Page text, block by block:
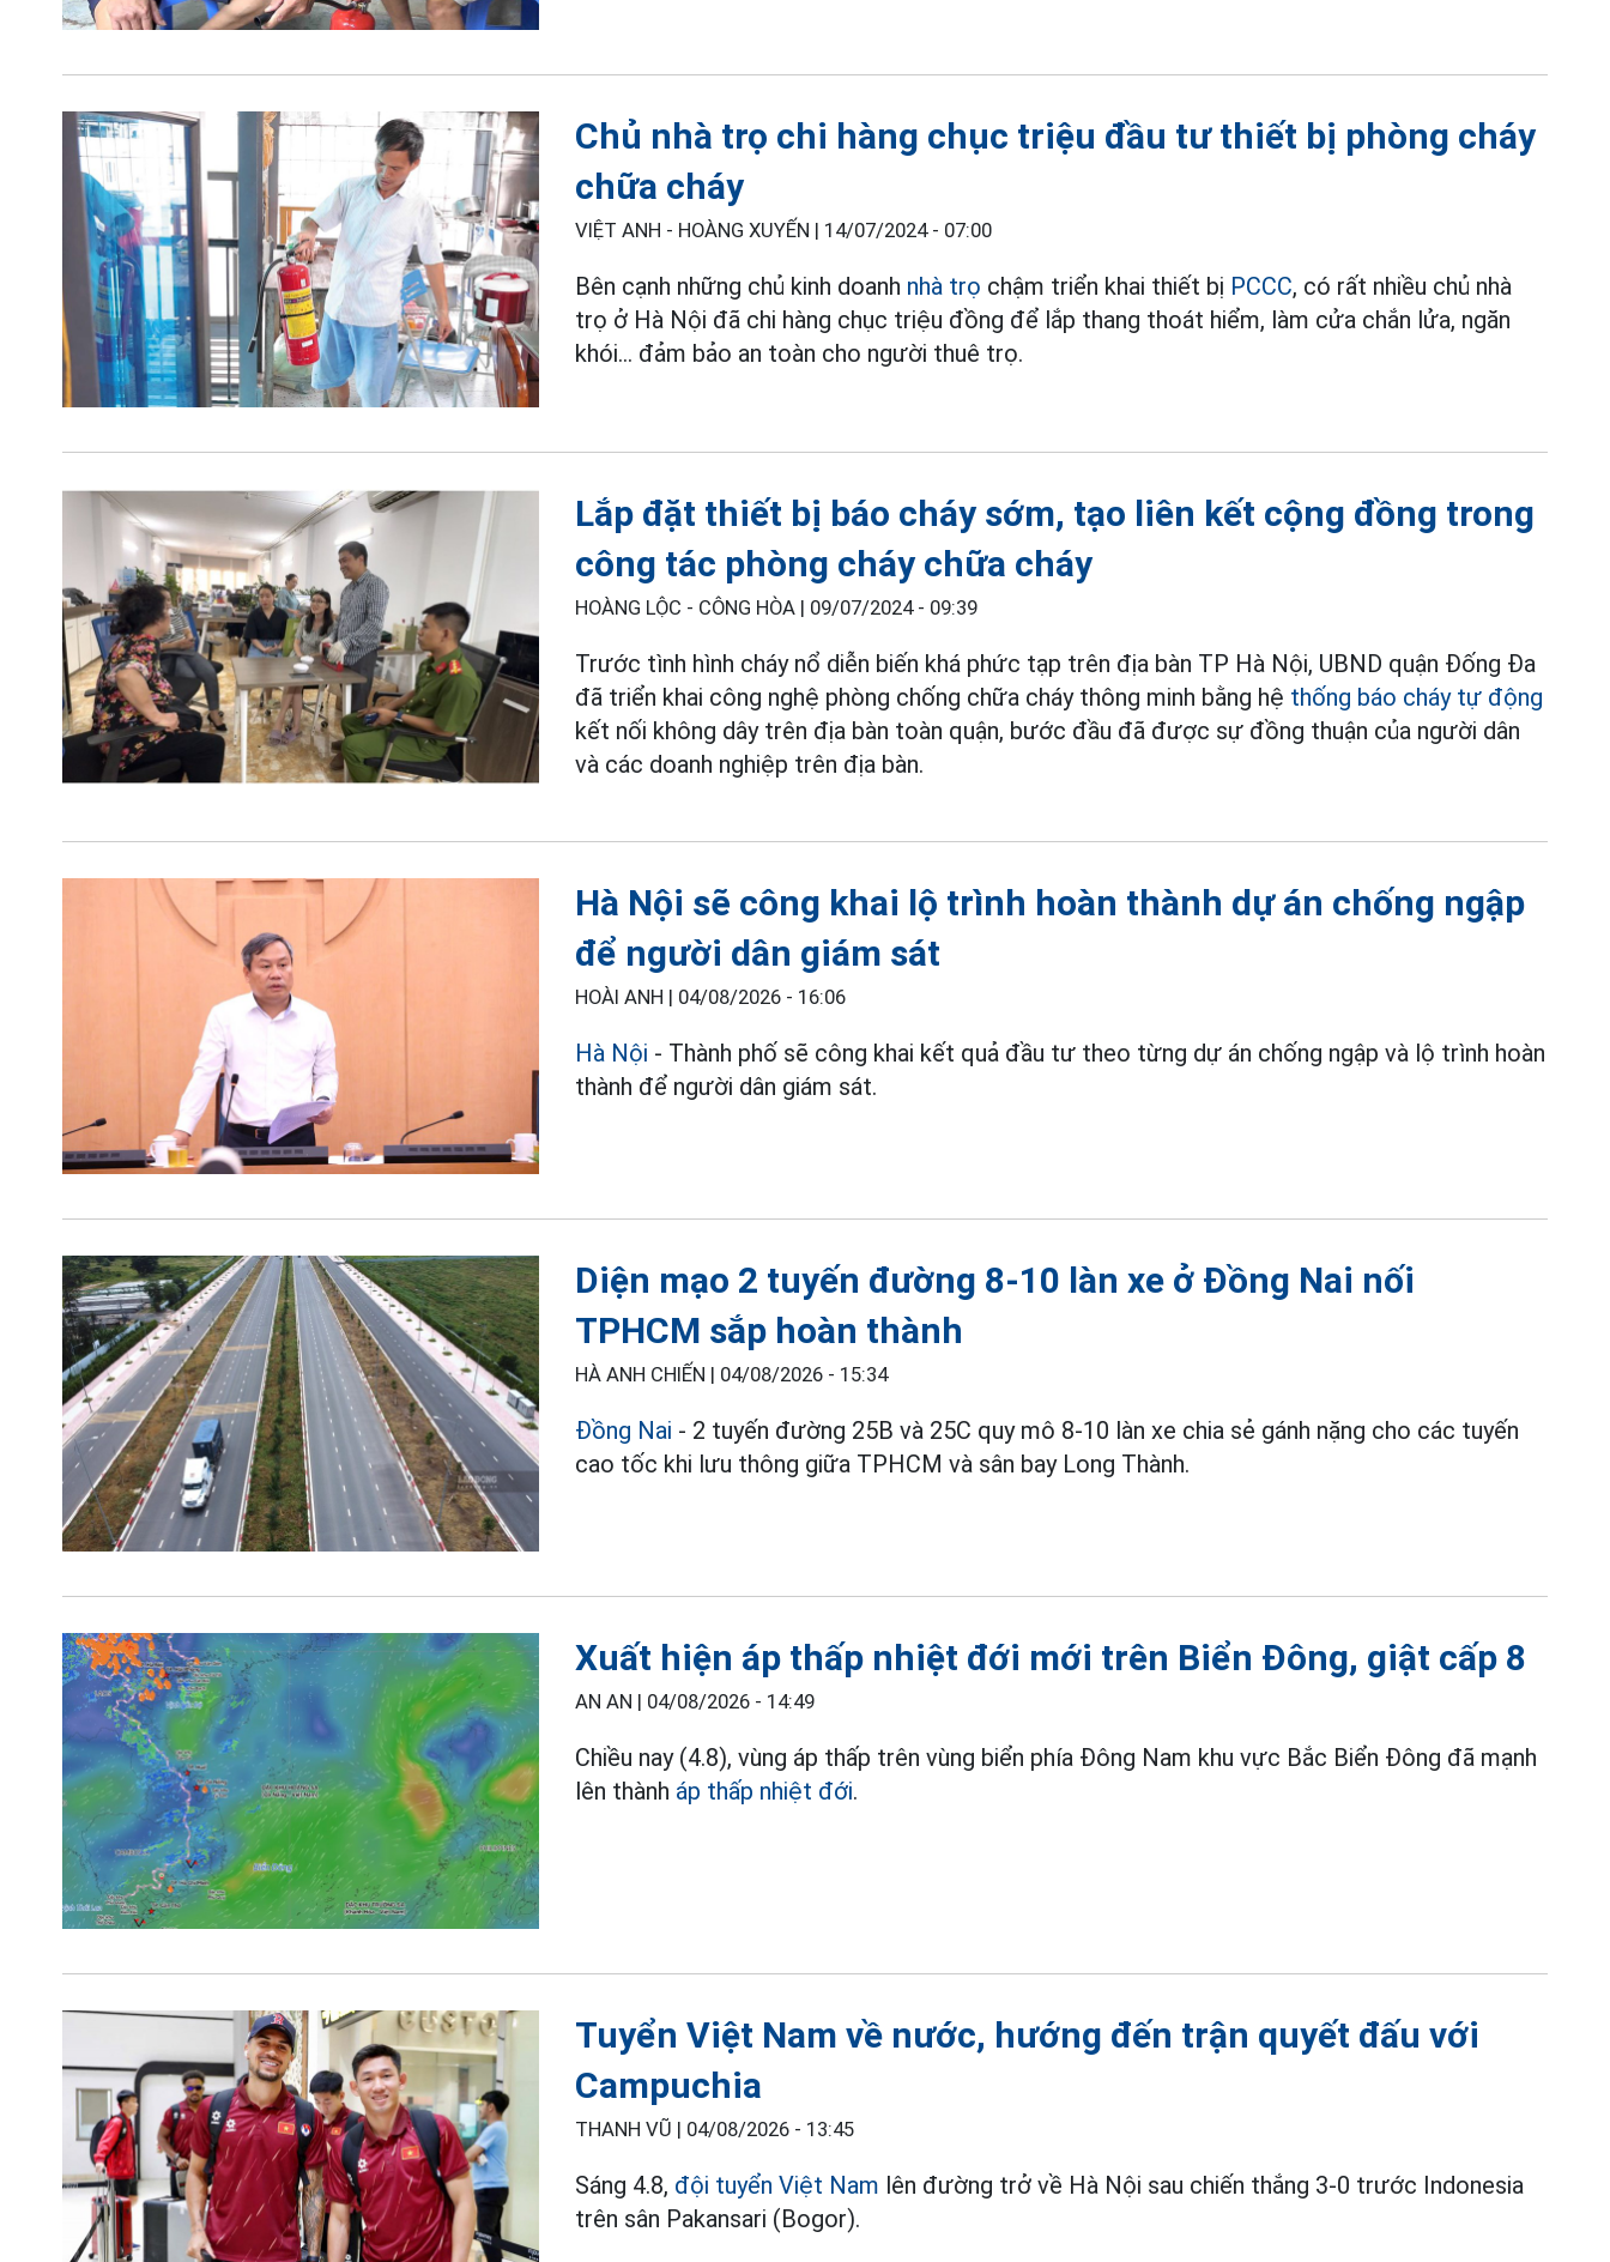
Chủ nhà trọ chi hàng chục triệu đầu tư thiết bị phòng cháy
chữa cháy
VIỆT ANH - HOÀNG XUYẾN | 14/07/2024 - 07:00
Bên cạnh những chủ kinh doanh nhà trọ chậm triển khai thiết bị PCCC, có rất nhiều chủ nhà
trọ ở Hà Nội đã chi hàng chục triệu đồng để lắp thang thoát hiểm, làm cửa chắn lửa, ngăn
khói... đảm bảo an toàn cho người thuê trọ.
Lắp đặt thiết bị báo cháy sớm, tạo liên kết cộng đồng trong
công tác phòng cháy chữa cháy
HOÀNG LỘC - CÔNG HÒA | 09/07/2024 - 09:39
Trước tình hình cháy nổ diễn biến khá phức tạp trên địa bàn TP Hà Nội, UBND quận Đống Đa
đã triển khai công nghệ phòng chống chữa cháy thông minh bằng hệ thống báo cháy tự động
kết nối không dây trên địa bàn toàn quận, bước đầu đã được sự đồng thuận của người dân
và các doanh nghiệp trên địa bàn.
Hà Nội sẽ công khai lộ trình hoàn thành dự án chống ngập
để người dân giám sát
HOÀI ANH | 04/08/2026 - 16:06
Hà Nội - Thành phố sẽ công khai kết quả đầu tư theo từng dự án chống ngập và lộ trình hoàn
thành để người dân giám sát.
Diện mạo 2 tuyến đường 8-10 làn xe ở Đồng Nai nối
TPHCM sắp hoàn thành
HÀ ANH CHIẾN | 04/08/2026 - 15:34
Đồng Nai - 2 tuyến đường 25B và 25C quy mô 8-10 làn xe chia sẻ gánh nặng cho các tuyến
cao tốc khi lưu thông giữa TPHCM và sân bay Long Thành.
Xuất hiện áp thấp nhiệt đới mới trên Biển Đông, giật cấp 8
AN AN | 04/08/2026 - 14:49
Chiều nay (4.8), vùng áp thấp trên vùng biển phía Đông Nam khu vực Bắc Biển Đông đã mạnh
lên thành áp thấp nhiệt đới.
Tuyển Việt Nam về nước, hướng đến trận quyết đấu với
Campuchia
THANH VŨ | 04/08/2026 - 13:45
Sáng 4.8, đội tuyển Việt Nam lên đường trở về Hà Nội sau chiến thắng 3-0 trước Indonesia
trên sân Pakansari (Bogor).